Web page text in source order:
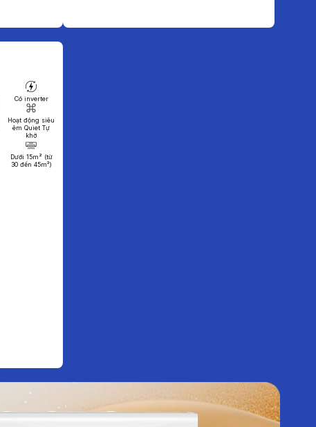
Có inverter
Hoạt động siêu
êm Quiet Tự
khở
Dưới 15m² (từ
30 đến 45m³)